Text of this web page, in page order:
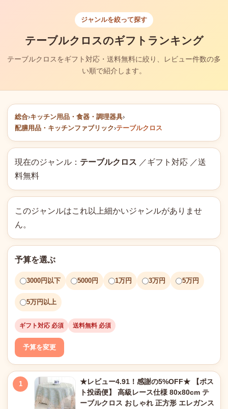
ジャンルを絞って探す
テーブルクロスのギフトランキング
テーブルクロスをギフト対応・送料無料に絞り、レビュー件数の多
い順で紹介します。
総合›キッチン用品・食器・調理器具›
配膳用品・キッチンファブリック›テーブルクロス
現在のジャンル： テーブルクロス ／ギフト対応 ／送
料無料
このジャンルはこれ以上細かいジャンルがありませ
ん。
予算を選ぶ
3000円以下 5000円 1万円 3万円 5万円
5万円以上
ギフト対応 必須 送料無料 必須
予算を変更
1
★レビュー4.91！感謝の5%OFF★ 【ポス
ト投函便】 高級レース仕様 80x80cm テ
ーブルクロス おしゃれ 正方形 エレガンス